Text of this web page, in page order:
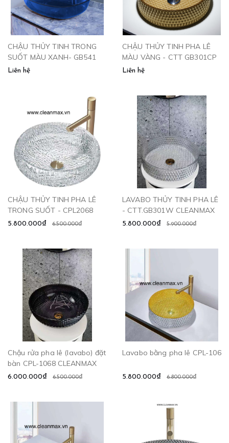
CHẬU THỦY TINH TRONG
SUỐT MÀU XANH- GB541
Liên hệ
CHẬU THỦY TINH PHA LÊ
MÀU VÀNG - CTT GB301CP
Liên hệ
CHẬU THỦY TINH PHA LÊ
TRONG SUỐT - CPL2068
5.800.000₫ 6.500.000₫
LAVABO THỦY TINH PHA LÊ
- CTT.GB301W CLEANMAX
5.800.000₫ 5.900.000₫
Chậu rửa pha lê (lavabo) đặt
bàn CPL-1068 CLEANMAX
6.000.000₫ 6.500.000₫
Lavabo bằng pha lê CPL-106
5.800.000₫ 6.800.000₫